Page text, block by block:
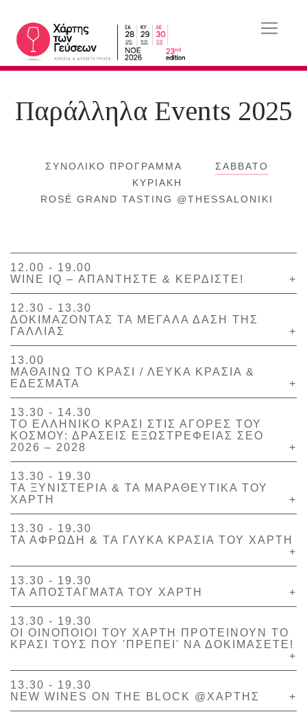
Παράλληλα Events 2025
ΣΥΝΟΛΙΚΟ ΠΡΟΓΡΑΜΜΑ
ΣΑΒΒΑΤΟ
ΚΥΡΙΑΚΗ
ROSÉ GRAND TASTING @THESSALONIKI
12.00 - 19.00
WINE IQ – ΑΠΑΝΤΗΣΤΕ & ΚΕΡΔΙΣΤΕ!
+
12.30 - 13.30
ΔΟΚΙΜΑΖΟΝΤΑΣ ΤΑ ΜΕΓΑΛΑ ΔΑΣΗ ΤΗΣ
ΓΑΛΛΙΑΣ
+
13.00
ΜΑΘΑΙΝΩ ΤΟ ΚΡΑΣΙ / ΛΕΥΚΑ ΚΡΑΣΙΑ &
ΕΔΕΣΜΑΤΑ
+
13.30 - 14.30
ΤΟ ΕΛΛΗΝΙΚΟ ΚΡΑΣΙ ΣΤΙΣ ΑΓΟΡΕΣ ΤΟΥ
ΚΟΣΜΟΥ: ΔΡΑΣΕΙΣ ΕΞΩΣΤΡΕΦΕΙΑΣ ΣΕΟ
2026 – 2028
+
13.30 - 19.30
ΤΑ ΞΥΝΙΣΤΕΡΙΑ & ΤΑ ΜΑΡΑΘΕΥΤΙΚΑ ΤΟΥ
ΧΑΡΤΗ
+
13.30 - 19.30
ΤΑ ΑΦΡΩΔΗ & ΤΑ ΓΛΥΚΑ ΚΡΑΣΙΑ ΤΟΥ ΧΑΡΤΗ
+
13.30 - 19.30
ΤΑ ΑΠΟΣΤΑΓΜΑΤΑ ΤΟΥ ΧΑΡΤΗ
+
13.30 - 19.30
ΟΙ ΟΙΝΟΠΟΙΟΙ ΤΟΥ ΧΑΡΤΗ ΠΡΟΤΕΙΝΟΥΝ ΤΟ
ΚΡΑΣΙ ΤΟΥΣ ΠΟΥ 'ΠΡΕΠΕΙ' ΝΑ ΔΟΚΙΜΑΣΕΤΕ!
+
13.30 - 19.30
NEW WINES ON THE BLOCK @ΧΑΡΤΗΣ
+